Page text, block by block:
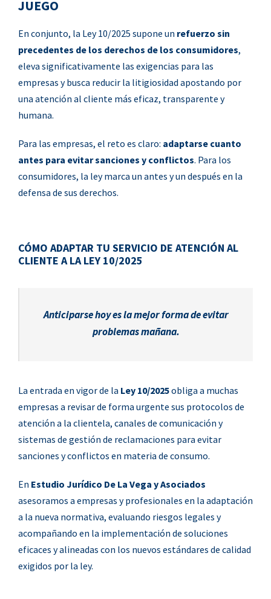
JUEGO
En conjunto, la Ley 10/2025 supone un refuerzo sin
precedentes de los derechos de los consumidores,
eleva significativamente las exigencias para las
empresas y busca reducir la litigiosidad apostando por
una atención al cliente más eficaz, transparente y
humana.
Para las empresas, el reto es claro: adaptarse cuanto
antes para evitar sanciones y conflictos. Para los
consumidores, la ley marca un antes y un después en la
defensa de sus derechos.
CÓMO ADAPTAR TU SERVICIO DE ATENCIÓN AL
CLIENTE A LA LEY 10/2025
Anticiparse hoy es la mejor forma de evitar
problemas mañana.
La entrada en vigor de la Ley 10/2025obliga a muchas
empresas a revisar de forma urgente sus protocolos de
atención a la clientela, canales de comunicación y
sistemas de gestión de reclamaciones para evitar
sanciones y conflictos en materia de consumo.
En Estudio Jurídico De La Vega y Asociados
asesoramos a empresas y profesionales en la adaptación
a la nueva normativa, evaluando riesgos legales y
acompañando en la implementación de soluciones
eficaces y alineadas con los nuevos estándares de calidad
exigidos por la ley.